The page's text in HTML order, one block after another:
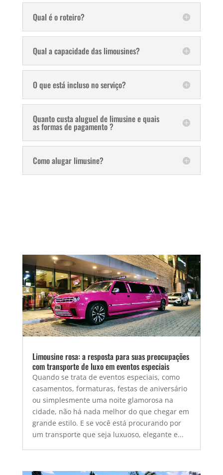
Qual é o roteiro?
Qual a capacidade das limousines?
O que está incluso no serviço?
Quanto custa aluguel de limusine e quais
as formas de pagamento ?
Como alugar limusine?
Limousine rosa: a resposta para suas preocupações
com transporte de luxo em eventos especiais
Quando se trata de eventos especiais, como
casamentos, formaturas, festas de aniversário
ou simplesmente uma noite glamorosa na
cidade, não há nada melhor do que chegar em
grande estilo. E se você está procurando por
um transporte que seja luxuoso, elegante e...